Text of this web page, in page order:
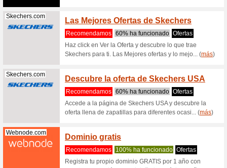
(más
Iberia.com Iberia
Iberia en